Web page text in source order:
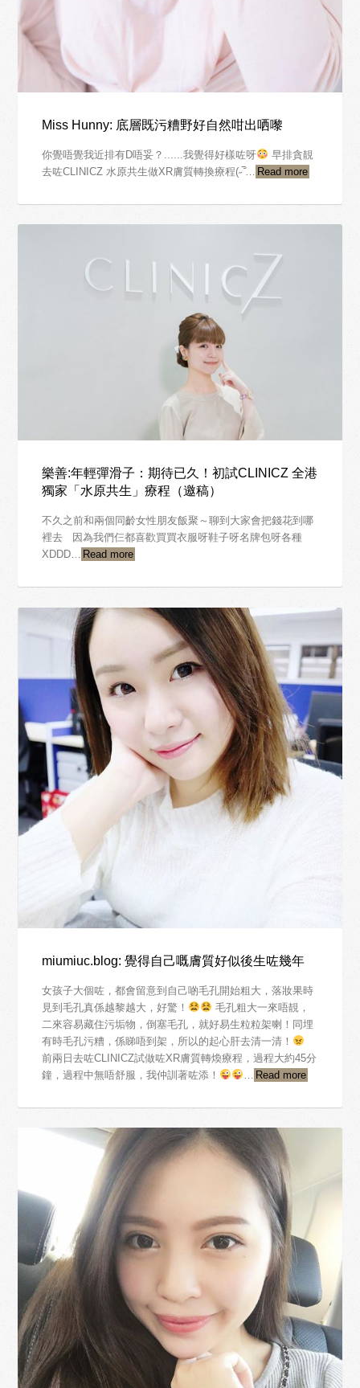
Miss Hunny: 底層既污糟野好自然咁出哂嚟
你覺唔覺我近排有D唔妥？......我覺得好樣咗呀
早排貪靚
去咗CLINICZ 水原共生做XR膚質轉換療程(˶‾᷄…
Read more
樂善:年輕彈滑子：期待已久！初試CLINICZ 全港
獨家「水原共生」療程（邀稿）
不久之前和兩個同齡女性朋友飯聚～聊到大家會把錢花到哪
裡去 因為我們仨都喜歡買買衣服呀鞋子呀名牌包呀各種
XDDD… Read more
miumiuc.blog: 覺得自己嘅膚質好似後生咗幾年
女孩子大個咗，都會留意到自己啲毛孔開始粗大，落妝果時
見到毛孔真係越黎越大，好驚！
毛孔粗大一來唔靚，
二來容易藏住污垢物，倒塞毛孔，就好易生粒粒架喇！同埋
有時毛孔污糟，係睇唔到架，所以的起心肝去清一清！
前兩日去咗CLINICZ試做咗XR膚質轉煥療程，過程大約45分
鐘，過程中無唔舒服，我仲訓著咗添！
… Read more